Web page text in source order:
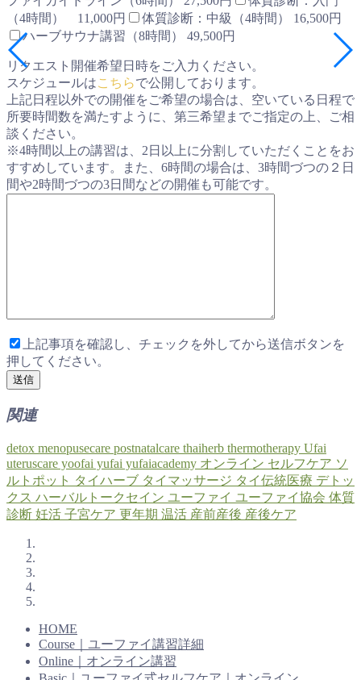
（4時間） 11,000円
体質診断：中級（4時間） 16,500円
ハーブサウナ講習（8時間） 49,500円
リクエスト開催希望日時をご入力ください。
スケジュールはこちらで公開しております。
上記日程以外での開催をご希望の場合は、空いている日程で
所要時間数を満たすように、第三希望までご指定の上、ご相
談ください。
※4時間以上の講習は、2日以上に分割していただくことをお
すすめしています。また、6時間の場合は、3時間づつの２日
間や2時間づつの3日間などの開催も可能です。
上記事項を確認し、チェックを外してから送信ボタンを
押してください。
関連
detox menopusecare postnatalcare thaiherb thermotherapy Ufai
uteruscare yoofai yufai yufaiacademy オンライン セルフケア ソ
ルトポット タイハーブ タイマッサージ タイ伝統医療 デトッ
クス ハーバルトークセイン ユーファイ ユーファイ協会 体質
診断 妊活 子宮ケア 更年期 温活 産前産後 産後ケア
HOME
Course｜ユーファイ講習詳細
Online｜オンライン講習